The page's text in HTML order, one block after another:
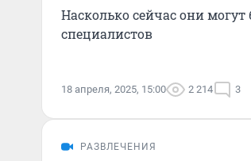
Насколько сейчас они
специалистов
18 апреля, 2025, 15:00 2 214 3
РАЗВЛЕЧЕНИЯ